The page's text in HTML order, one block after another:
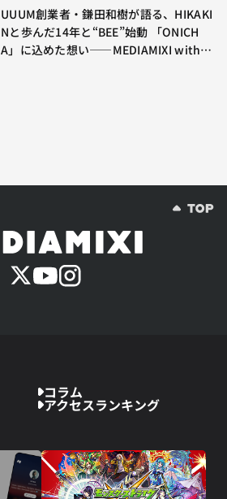
UUUM創業者・鎌田和樹が語る、HIKAKI
Nと歩んだ14年と“BEE”始動 「ONICH
A」に込めた想い——MEDIAMIXI with in
コラム
アクセスランキング